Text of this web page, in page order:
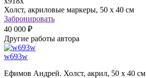
Холст, акриловые маркеры, 50 х 40 см
Забронировать
40 000 ₽
Другие работы автора
w693w
Ефимов Андрей. Холст, акрил, 50 х 40 см